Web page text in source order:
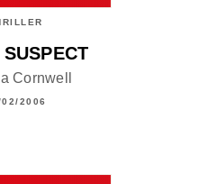
Cornwell
2006